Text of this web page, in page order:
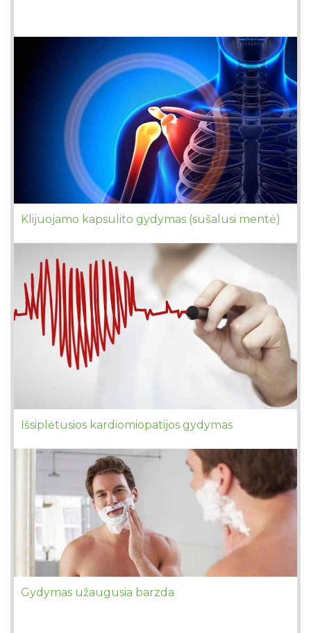
Klijuojamo kapsulito gydymas (sušalusi mentė)
Išsiplėtusios kardiomiopatijos gydymas
Gydymas užaugusia barzda